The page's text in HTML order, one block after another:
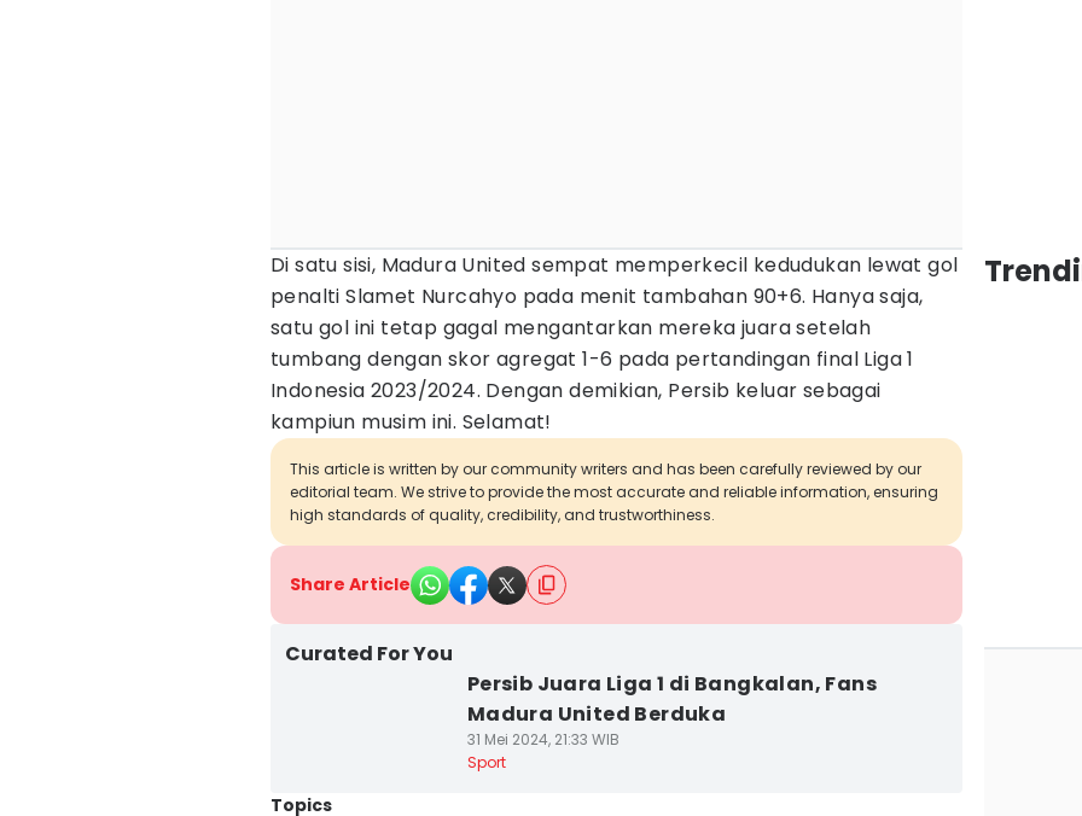
Di satu sisi, Madura United sempat memperkecil kedudukan lewat gol
penalti Slamet Nurcahyo pada menit tambahan 90+6. Hanya saja,
satu gol ini tetap gagal mengantarkan mereka juara setelah
tumbang dengan skor agregat 1-6 pada pertandingan final Liga 1
Indonesia 2023/2024. Dengan demikian, Persib keluar sebagai
kampiun musim ini. Selamat!
This article is written by our community writers and has been carefully reviewed by our
editorial team. We strive to provide the most accurate and reliable information, ensuring
high standards of quality, credibility, and trustworthiness.
Share Article
Curated For You
Persib Juara Liga 1 di Bangkalan, Fans
Madura United Berduka
31 Mei 2024, 21:33 WIB
Sport
Topics